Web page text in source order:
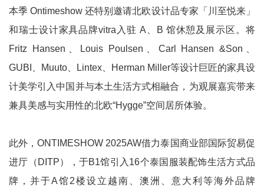
本季 Ontimeshow 还特别邀请北欧设计品专家「川至悦来」
和瑞士设计家具品牌vitra入驻 A、B 馆休憩及展示区。将
Fritz Hansen、Louis Poulsen、Carl Hansen &Son、
GUBI、Muuto、Lintex、Herman Miller等设计巨匠的家具设
计美学引入中国并与本土生活方式相融合，为观展嘉宾带来
兼具美感与实用性的北欧“Hygge”空间居所体验。
此外，ONTIMESHOW 2025AW借力泰国商业部国际贸易促
进厅（DITP），于B1馆引入16个泰国服装配饰生活方式品
牌，并于A馆2楼设立越南、澳洲、意大利等海外品牌